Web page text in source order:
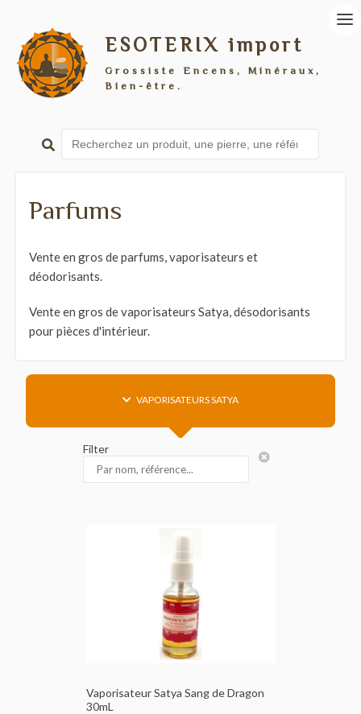
ESOTERIX import
Grossiste Encens, Minéraux,
Bien-être.
Parfums
Vente en gros de parfums, vaporisateurs et
déodorisants.
Vente en gros de vaporisateurs Satya, désodorisants
pour pièces d'intérieur.
VAPORISATEURS SATYA
Filter
Vaporisateur Satya Sang de Dragon
30mL